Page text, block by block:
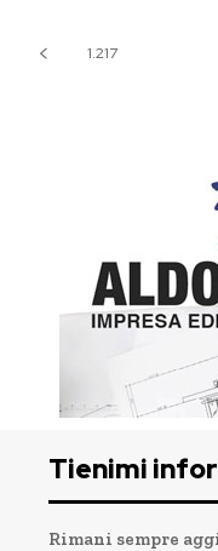
1.217
Tienimi
Rimani sempre